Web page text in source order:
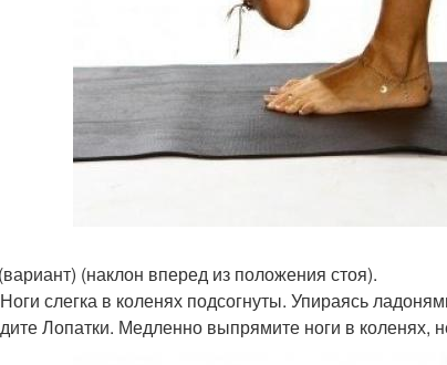
(наклон вперед из положения стоя).
слегка в коленях подсогнуты. Упираясь
Лопатки. Медленно выпрямите ноги в коленях,